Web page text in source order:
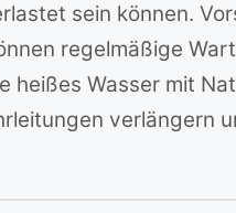
sein können.
regelmäßige
heißes Wasser mit
verlängern